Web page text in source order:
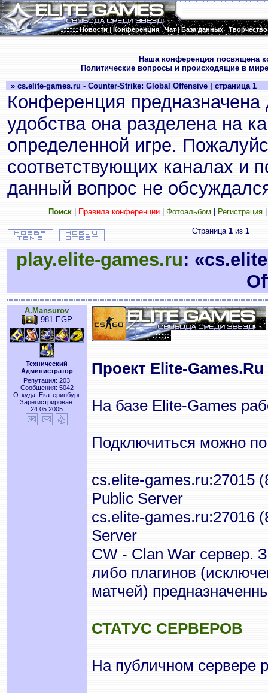
Новости|Конференция|Чат|База данных|Творчество
Наша конференция посвящена
Политические вопросы и происходящие в
» cs.elite-games.ru - Counter-Strike: Global Offensive | страница 1
Конференция
удобства она разделена на
определенной игре.
соответствующих каналах и
данный вопрос не
Поиск| Правила конференции| Фотоальбом Регистрация
Страница 1из 1
play.elite-games.ru:
A.Mansurov
981 EGP
Технический
Администратор
Репутация: 203
Сообщения: 5042
Откуда: Екатеринбург
Зарегистрирован:
24.05.2005
Проект Elite-
На базе Elite-Games
Подключиться можно
cs.elite-games.ru:27015
Public Server
cs.elite-games.ru:27016
Server
CW - Clan War сервер.
либо плагинов
матчей)
СТАТУС СЕРВЕРОВ
На публичном сервере